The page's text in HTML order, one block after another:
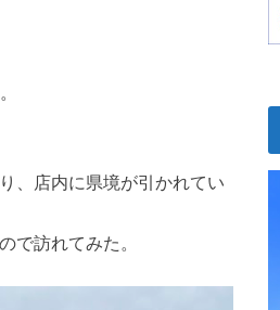
、店内に県境が引かれてい
で訪れてみた。